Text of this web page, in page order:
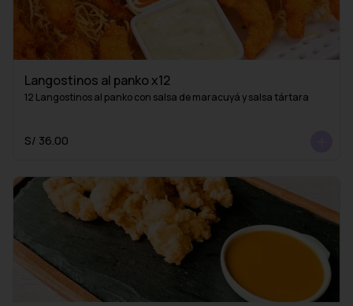
Langostinos al panko x12
12 Langostinos al panko con salsa de maracuyá y salsa tártara
S/ 36.00